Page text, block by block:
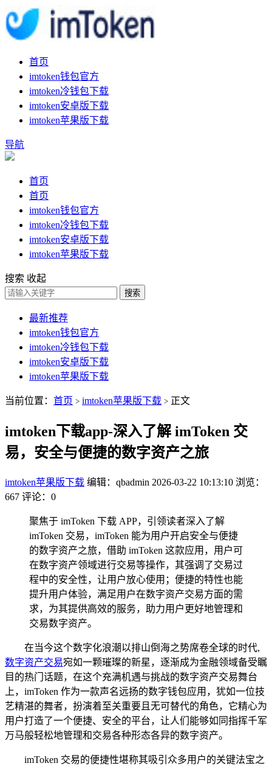
首页
imtoken钱包官方
imtoken冷钱包下载
imtoken安卓版下载
imtoken苹果版下载
导航
首页
首页
imtoken钱包官方
imtoken冷钱包下载
imtoken安卓版下载
imtoken苹果版下载
搜索 收起
搜索
最新推荐
imtoken钱包官方
imtoken冷钱包下载
imtoken安卓版下载
imtoken苹果版下载
当前位置： 首页 > imtoken苹果版下载 > 正文
imtoken下载app-深入了解 imToken 交
易，安全与便捷的数字资产之旅
imtoken苹果版下载 编辑：qbadmin 2026-03-22 10:13:10 浏览：
667 评论：0
聚焦于 imToken 下载 APP，引领读者深入了解
imToken 交易，imToken 能为用户开启安全与便捷
的数字资产之旅，借助 imToken 这款应用，用户可
在数字资产领域进行交易等操作，其强调了交易过
程中的安全性，让用户放心使用；便捷的特性也能
提升用户体验，满足用户在数字资产交易方面的需
求，为其提供高效的服务，助力用户更好地管理和
交易数字资产。
在当今这个数字化浪潮以排山倒海之势席卷全球的时代,
数字资产交易宛如一颗璀璨的新星，逐渐成为金融领域备受瞩
目的热门话题，在这个充满机遇与挑战的数字资产交易舞台
上，imToken 作为一款声名远扬的数字钱包应用，犹如一位技
艺精湛的舞者，扮演着至关重要且无可替代的角色，它精心为
用户打造了一个便捷、安全的平台，让人们能够如同指挥千军
万马般轻松地管理和交易各种形态各异的数字资产。
imToken 交易的便捷性堪称其吸引众多用户的关键法宝之